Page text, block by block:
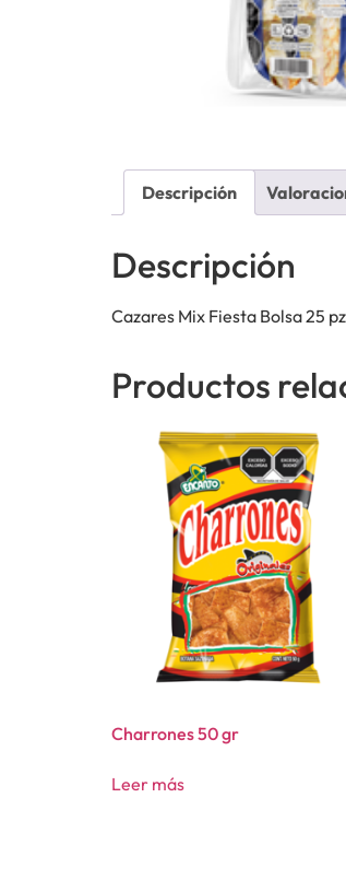
Descripción
Descripción
Cazares Mix Fiesta Bolsa 25
Productos
Charrones 50 gr
Leer más